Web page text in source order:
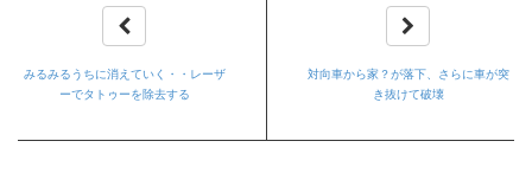
みるみるうちに消えていく・・レーザ
ーでタトゥーを除去する
対向車から家？が落下、さらに車が突
き抜けて破壊